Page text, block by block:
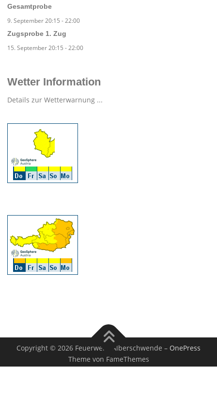
Gesamtprobe
9. September 20:15 -22:00
Zugsprobe 1. Zug
15. September 20:15 -22:00
Wetter Information
Details zur Wetterwarnung ...
Copyright © 2026 Feuerwehr Alberschwende – OnePress
Theme von FameThemes